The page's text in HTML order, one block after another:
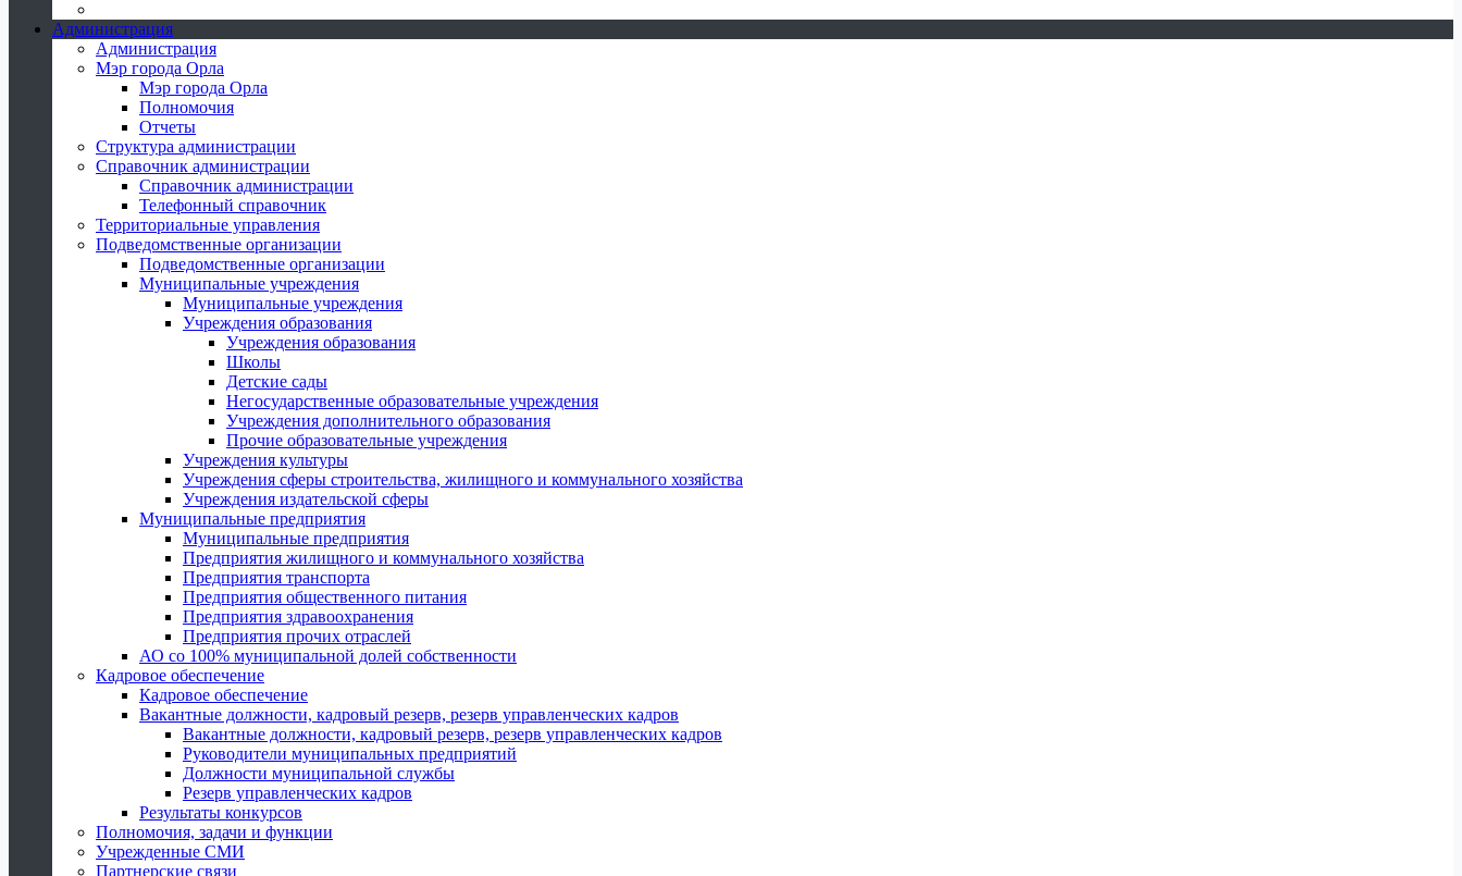
Администрация
Администрация
Мэр города Орла
Мэр города Орла
Полномочия
Отчеты
Структура администрации
Справочник администрации
Справочник администрации
Телефонный справочник
Территориальные управления
Подведомственные организации
Подведомственные организации
Муниципальные учреждения
Муниципальные учреждения
Учреждения образования
Учреждения образования
Школы
Детские сады
Негосударственные образовательные учреждения
Учреждения дополнительного образования
Прочие образовательные учреждения
Учреждения культуры
Учреждения сферы строительства, жилищного и коммунального хозяйства
Учреждения издательской сферы
Муниципальные предприятия
Муниципальные предприятия
Предприятия жилищного и коммунального хозяйства
Предприятия транспорта
Предприятия общественного питания
Предприятия здравоохранения
Предприятия прочих отраслей
АО со 100% муниципальной долей собственности
Кадровое обеспечение
Кадровое обеспечение
Вакантные должности, кадровый резерв, резерв управленческих кадров
Вакантные должности, кадровый резерв, резерв управленческих кадров
Руководители муниципальных предприятий
Должности муниципальной службы
Резерв управленческих кадров
Результаты конкурсов
Полномочия, задачи и функции
Учрежденные СМИ
Партнерские связи